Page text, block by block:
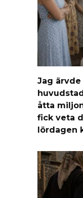
Jag
åtta
fick veta
lördagen